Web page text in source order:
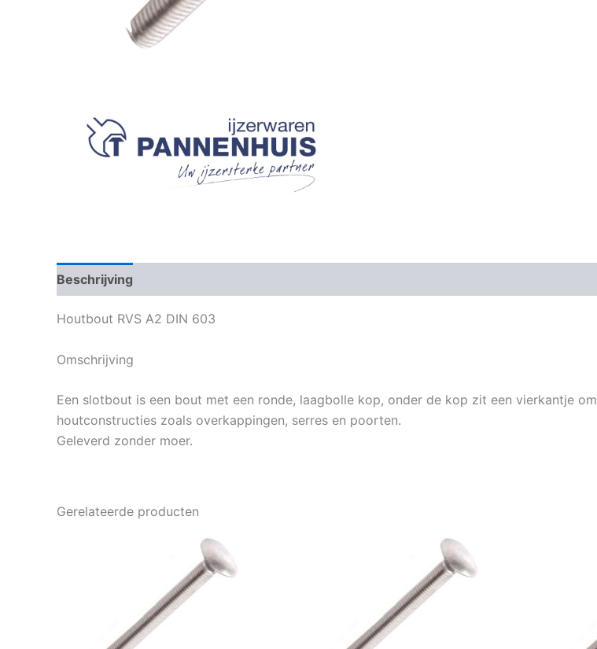
Beschrijving
Houtbout RVS A2 DIN 603
Omschrijving
Een slotbout is een bout met een ronde, laagbolle kop, onder de kop zit een vierkantje
houtconstructies zoals overkappingen, serres en poorten.
Geleverd zonder moer.
Gerelateerde producten